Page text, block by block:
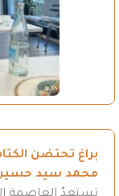
براغ تحتضن
محمد سيد